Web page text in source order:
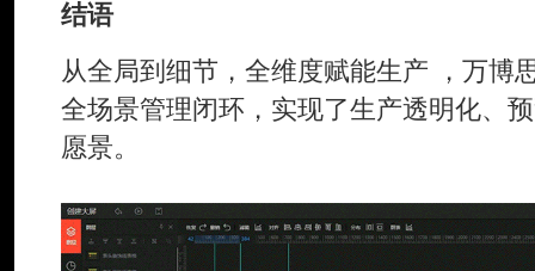
结语
从全局到细节，全维度赋能生产 ，万博
全场景管理闭环，实现了生产透明化、
愿景。